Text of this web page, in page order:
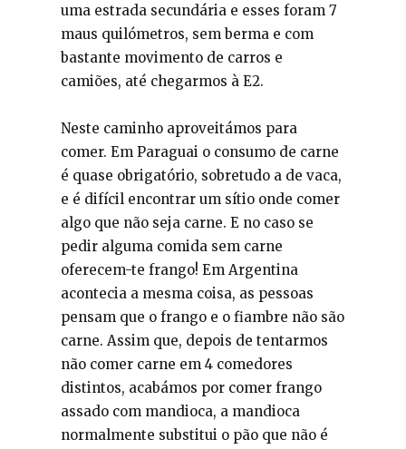
uma estrada secundária e esses foram 7
maus quilómetros, sem berma e com
bastante movimento de carros e
camiões, até chegarmos à E2.
Neste caminho aproveitámos para
comer. Em Paraguai o consumo de carne
é quase obrigatório, sobretudo a de vaca,
e é difícil encontrar um sítio onde comer
algo que não seja carne. E no caso se
pedir alguma comida sem carne
oferecem-te frango! Em Argentina
acontecia a mesma coisa, as pessoas
pensam que o frango e o fiambre não são
carne. Assim que, depois de tentarmos
não comer carne em 4 comedores
distintos, acabámos por comer frango
assado com mandioca, a mandioca
normalmente substitui o pão que não é